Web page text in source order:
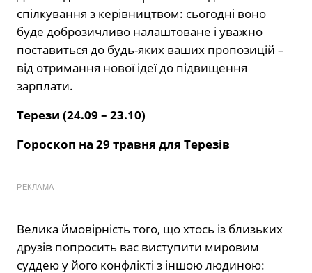
спілкування з керівництвом: сьогодні воно
буде доброзичливо налаштоване і уважно
поставиться до будь-яких ваших пропозицій –
від отримання нової ідеї до підвищення
зарплати.
Терези (24.09 – 23.10)
Гороскоп на 29 травня для Терезів
РЕКЛАМА
Велика ймовірність того, що хтось із близьких
друзів попросить вас виступити мировим
суддею у його конфлікті з іншою людиною: